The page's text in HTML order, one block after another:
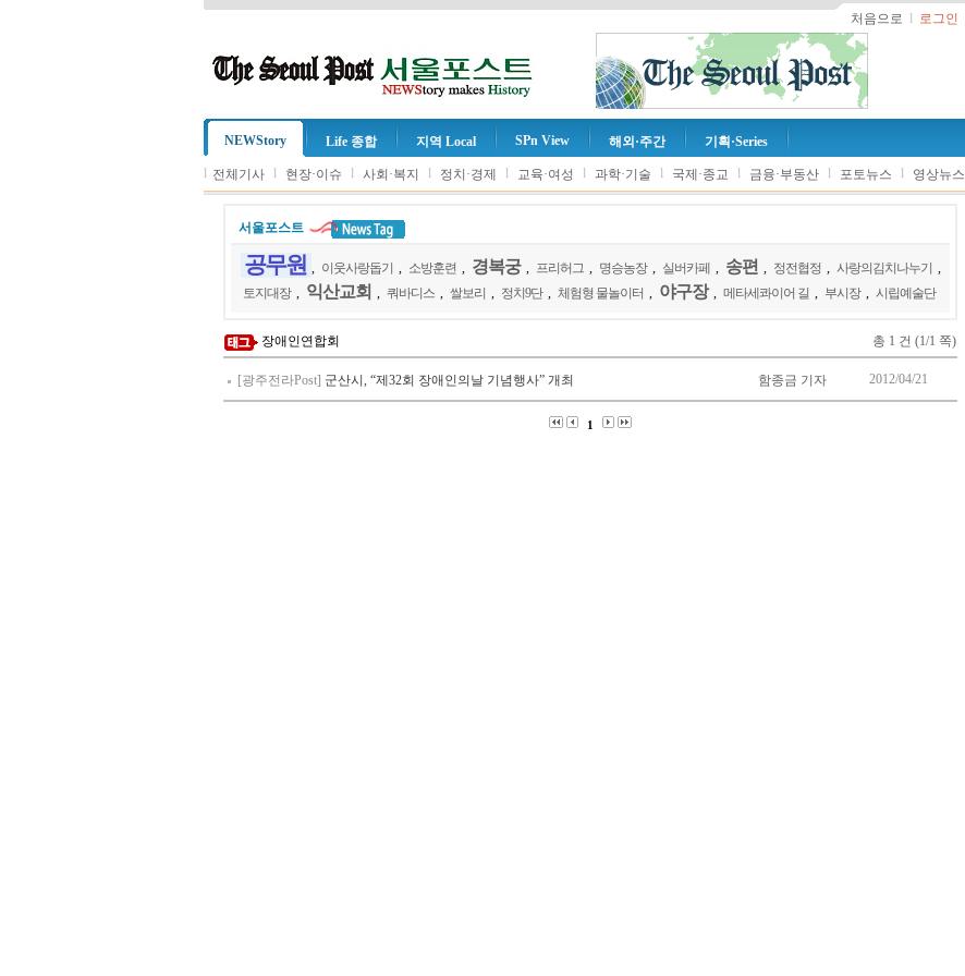
처음으로 l 로그인
NEWStory Life 종합 지역 Local SPn View 해외·주간 기획·Series
l 전체기사 l 현장·이슈 l 사회·복지 l 정치·경제 l 교육·여성 l 과학·기술 l 국제·종교 l 금융·부동산 l 포토뉴스 l 영상뉴스
서울포스트
공무원 이웃사랑돕기 소방훈련 경복궁 프리허그 명승농장 실버카페 송편 정전협정 사랑의김치나누기
토지대장
익산교회 쿼바디스 쌀보리 정치9단 체험형 물놀이터 야구장 메타세콰이어 길 부시장 시립예술단
장애인연합회 총 1 건 (1/1 쪽)
[광주전라Post] 군산시, “제32회 장애인의날 기념행사” 개최 함종금 기자 2012/04/21
1